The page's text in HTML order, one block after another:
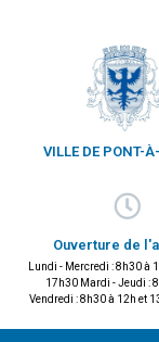
VILLE DE PONT-
Ouverture de
Lundi - Mercredi : 8h30 à
17h30 Mardi - Jeudi :
Vendredi : 8h30 à 12h et